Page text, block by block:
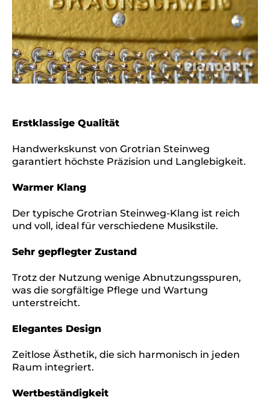
Erstklassige Qualität
Handwerkskunst von Grotrian Steinweg
garantiert höchste Präzision und Langlebigkeit.
Warmer Klang
Der typische Grotrian Steinweg-Klang ist reich
und voll, ideal für verschiedene Musikstile.
Sehr gepflegter Zustand
Trotz der Nutzung wenige Abnutzungsspuren,
was die sorgfältige Pflege und Wartung
unterstreicht.
Elegantes Design
Zeitlose Ästhetik, die sich harmonisch in jeden
Raum integriert.
Wertbeständigkeit